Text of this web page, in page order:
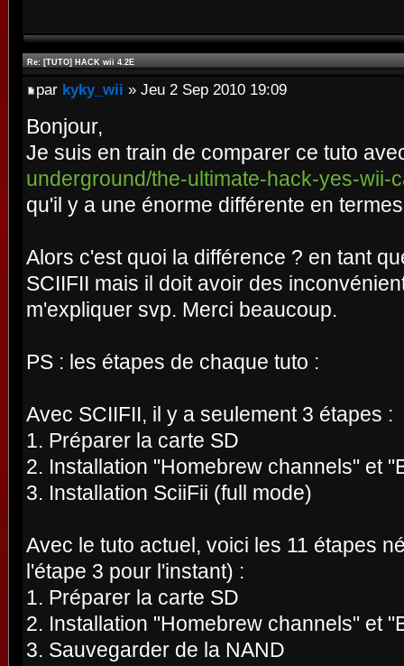
Re: [TUTO] HACK wii 4.2E
par kyky_wii » Jeu 2 Sep 2010 19:09
Bonjour,
Je suis en train de comparer ce tuto
underground/the-ultimate-hack-yes-wii-
qu'il y a une énorme différente en
Alors c'est quoi la différence ? en tant
SCIIFII mais il doit avoir des
m'expliquer svp. Merci beaucoup.
PS : les étapes de chaque tuto :
Avec SCIIFII, il y a seulement 3 étapes :
1. Préparer la carte SD
2. Installation "Homebrew channels" et
3. Installation SciiFii (full mode)
Avec le tuto actuel, voici les 11 étapes
l'étape 3 pour l'instant) :
1. Préparer la carte SD
2. Installation "Homebrew channels" et
3. Sauvegarder de la NAND